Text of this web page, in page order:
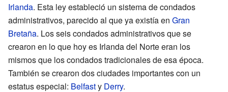
Irlanda. Esta ley estableció un sistema de condados
administrativos, parecido al que ya existía en Gran
Bretaña. Los seis condados administrativos que se
crearon en lo que hoy es Irlanda del Norte eran los
mismos que los condados tradicionales de esa época.
También se crearon dos ciudades importantes con un
estatus especial: Belfasty Derry.